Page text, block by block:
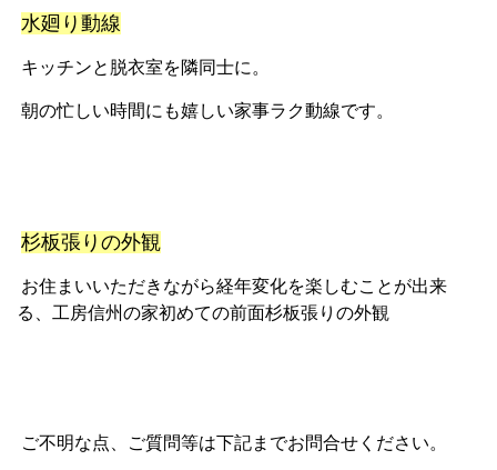
水廻り動線
キッチンと脱衣室を隣同士に。
朝の忙しい時間にも嬉しい家事ラク動線です。
杉板張りの外観
お住まいいただきながら経年変化を楽しむことが出来
る、工房信州の家初めての前面杉板張りの外観
ご不明な点、ご質問等は下記までお問合せください。